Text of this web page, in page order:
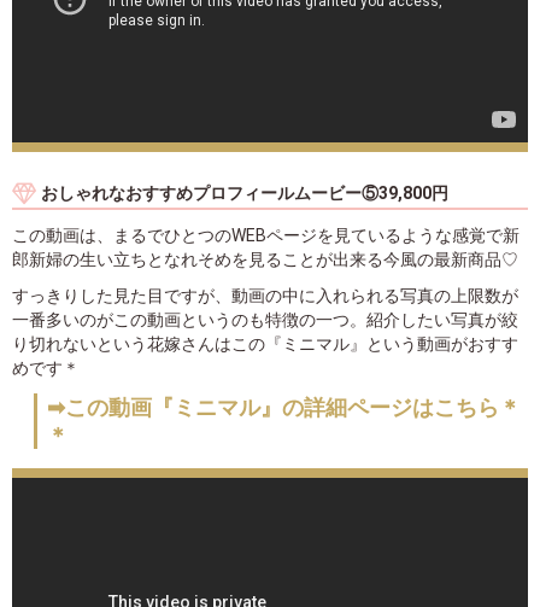
おしゃれなおすすめプロフィールムービー⑤39,800円
この動画は、まるでひとつのWEBページを見ているような感覚で新
郎新婦の生い立ちとなれそめを見ることが出来る今風の最新商品♡
すっきりした見た目ですが、動画の中に入れられる写真の上限数が
一番多いのがこの動画というのも特徴の一つ。紹介したい写真が絞
り切れないという花嫁さんはこの『ミニマル』という動画がおすす
めです＊
➡この動画『ミニマル』の詳細ページはこちら＊
＊